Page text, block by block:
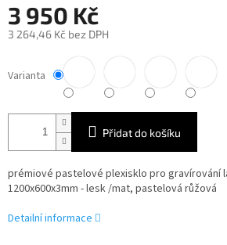
3 950 Kč
3 264,46 Kč bez DPH
cena:
Varianta
Přidat do košíku
prémiové pastelové plexisklo pro gravírování
1200x600x3mm - lesk /mat, pastelová růžová
Detailní informace